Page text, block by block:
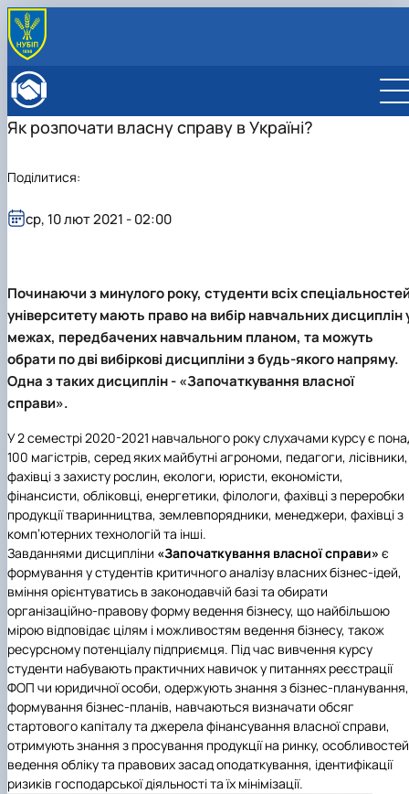
Адміністрація факультету
ОСВІТНЯ ДІЯЛЬНІСТЬ
Науково-дослідна робота
Стипендія
Доктор філософії (PhD)
подвійних дипломів (Double Degree Pr…
Як розпочати власну справу в Україні?
Починаючи з минулого року, студенти всіх
університету мають право на вибір навчальних дисциплін
межах, передбачених навчальним планом, та можуть
обрати по дві вибіркові дисципліни з будь-якого напряму.
Одна з таких дисциплін - «Започаткування власної
справи».
У 2 семестрі 2020-2021 навчального року слухачами курсу є
100 магістрів, серед яких майбутні агрономи, педагоги, лісівники,
фахівці з захисту рослин, екологи, юристи, економісти,
фінансисти, обліковці, енергетики, філологи, фахівці з переробки
продукції тваринництва, землевпорядники, менеджери, фахівці з
комп’ютерних технологій та інші.
Завданнями дисципліни «Започаткування власної справи» є
формування у студентів критичного аналізу власних бізнес-ідей,
вміння орієнтуватись в законодавчій базі та обирати
організаційно-правову форму ведення бізнесу, що найбільшою
мірою відповідає цілям і можливостям ведення бізнесу, також
ресурсному потенціалу підприємця. Під час вивчення курсу
студенти набувають практичних навичок у питаннях реєстрації
ФОП чи юридичної особи, одержують знання з бізнес-планування,
формування бізнес-планів, навчаються визначати обсяг
стартового капіталу та джерела фінансування власної справи,
отримують знання з просування продукції на ринку, особливостей
ведення обліку та правових засад оподаткування, ідентифікації
ризиків господарської діяльності та їх мінімізації.
ср, 10 лют 2021 - 02:00
Поділитися: